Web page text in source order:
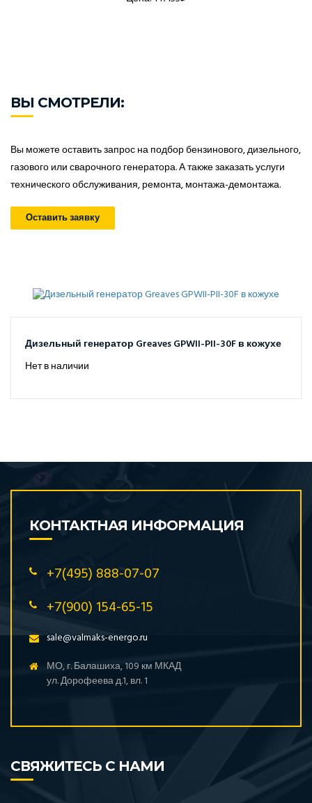
ВЫ СМОТРЕЛИ:
Вы можете оставить запрос на подбор бензинового, дизельного,
газового или сварочного генератора. А также заказать услуги
технического обслуживания, ремонта, монтажа-демонтажа.
Оставить заявку
Дизельный генератор Greaves GPWII-PII-30F в кожухе
Нет в наличии
КОНТАКТНАЯ ИНФОРМАЦИЯ
+7(495) 888-07-07
+7(900) 154-65-15
sale@valmaks-energo.ru
МО, г. Балашиха, 109 км МКАД
ул. Дорофеева д.1, вл. 1
СВЯЖИТЕСЬ С НАМИ